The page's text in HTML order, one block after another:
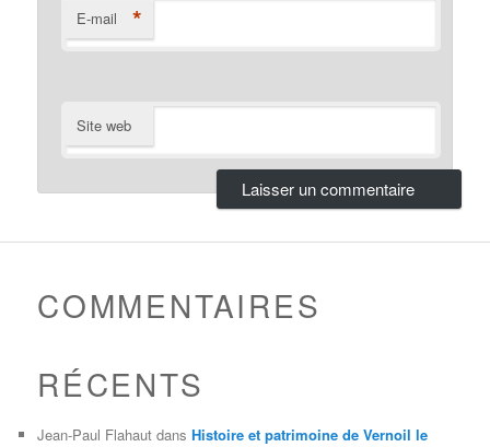
E-mail *
Site web
COMMENTAIRES
RÉCENTS
Jean-Paul Flahaut dansHistoire et patrimoine de Vernoil le